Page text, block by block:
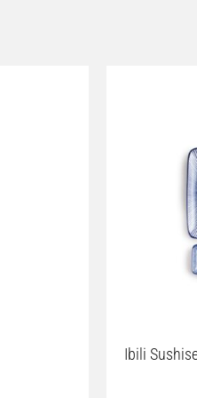
Ibili